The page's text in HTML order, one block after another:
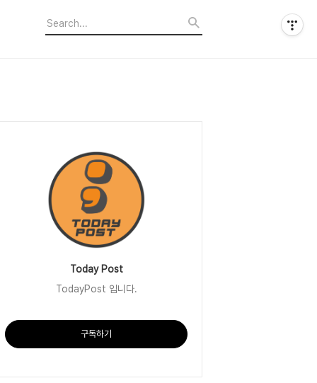
Today Post
TodayPost 입니다.
구독하기